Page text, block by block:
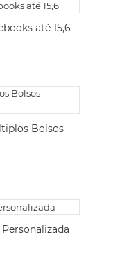
até 15,6
Bolsos